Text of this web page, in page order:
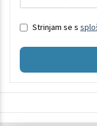
Strinjam se s